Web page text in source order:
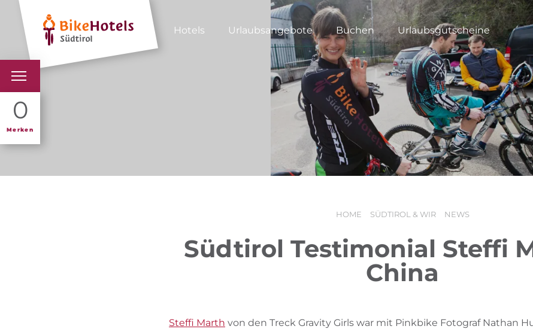
Hotels Urlaubsangebote Buchen Urlaubsgutscheine
0
Merken
HOME SÜDTIROL & WIR NEWS
Südtirol Testimonial Steffi
China
Steffi Marth von den Treck Gravity Girls war mit Pinkbike Fotograf Nathan